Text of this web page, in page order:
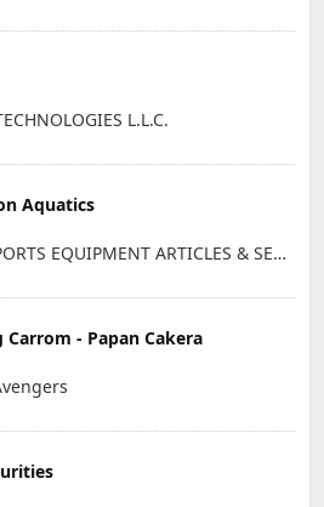
L.L.C.
Aquatics
EAST SPORTS EQUIPMENT ARTICLES & SERVICES L.L.C
Carrom - Papan Cakera